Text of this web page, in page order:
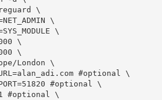
\
\
\
\
\
London \
#optional \
#optional \
#optional \